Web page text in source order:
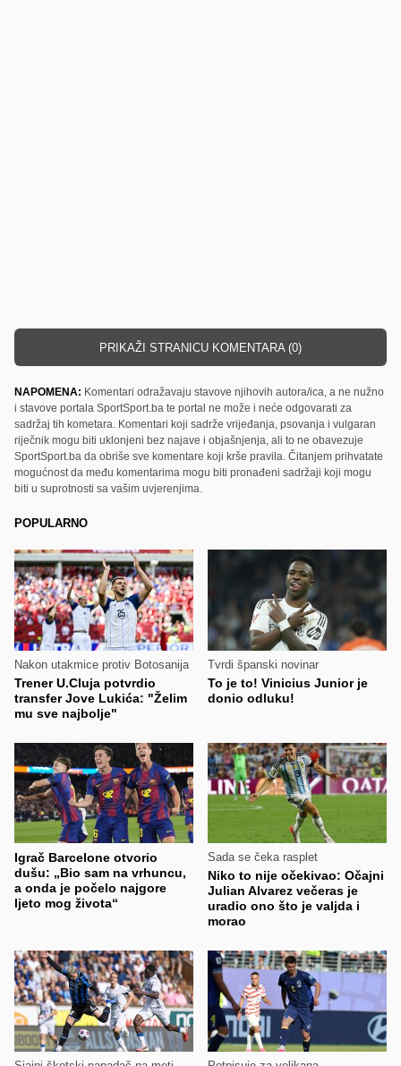
PRIKAŽI STRANICU KOMENTARA (0)
NAPOMENA: Komentari odražavaju stavove njihovih autora/ica, a ne nužno
i stavove portala SportSport.ba te portal ne može i neće odgovarati za
sadržaj tih kometara. Komentari koji sadrže vrijeđanja, psovanja i vulgaran
riječnik mogu biti uklonjeni bez najave i objašnjenja, ali to ne obavezuje
SportSport.ba da obriše sve komentare koji krše pravila. Čitanjem prihvatate
mogućnost da među komentarima mogu biti pronađeni sadržaji koji mogu
biti u suprotnosti sa vašim uvjerenjima.
POPULARNO
Nakon utakmice protiv Botosanija
Trener U.Cluja potvrdio
transfer Jove Lukića: "Želim
mu sve najbolje"
Tvrdi španski novinar
To je to! Vinicius Junior je
donio odluku!
Igrač Barcelone otvorio
dušu: „Bio sam na vrhuncu,
a onda je počelo najgore
ljeto mog života“
Sada se čeka rasplet
Niko to nije očekivao: Očajni
Julian Alvarez večeras je
uradio ono što je valjda i
morao